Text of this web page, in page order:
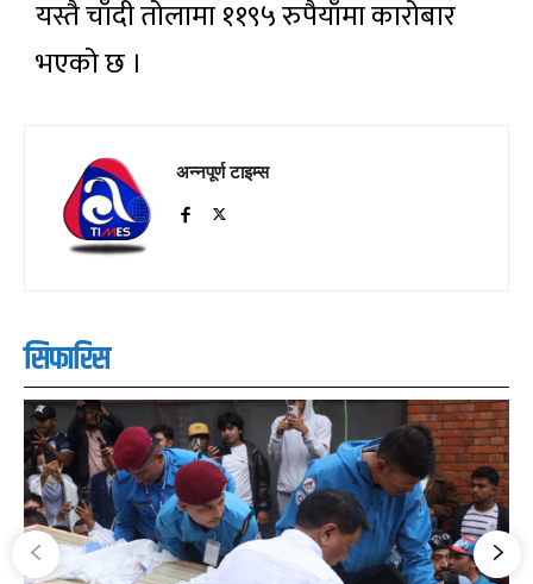
यस्तै चाँदी तोलामा ११९५ रुपैयाँमा कारोबार
भएको छ ।
अन्नपूर्ण टाइम्स
सिफारिस